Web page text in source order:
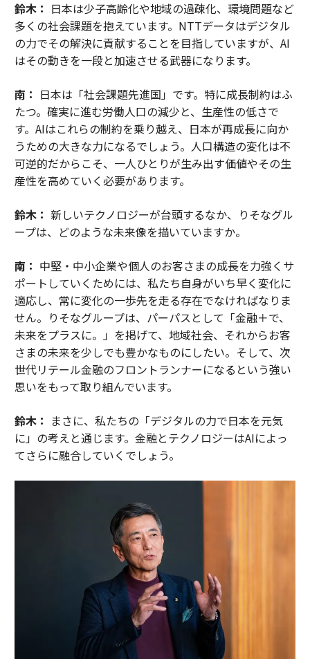
鈴木： 日本は少子高齢化や地域の過疎化、環境問題など
多くの社会課題を抱えています。NTTデータはデジタル
の力でその解決に貢献することを目指していますが、AI
はその動きを一段と加速させる武器になります。
南： 日本は「社会課題先進国」です。特に成長制約はふ
たつ。確実に進む労働人口の減少と、生産性の低さで
す。AIはこれらの制約を乗り越え、日本が再成長に向か
うための大きな力になるでしょう。人口構造の変化は不
可逆的だからこそ、一人ひとりが生み出す価値やその生
産性を高めていく必要があります。
鈴木： 新しいテクノロジーが台頭するなか、りそなグル
ープは、どのような未来像を描いていますか。
南： 中堅・中小企業や個人のお客さまの成長を力強くサ
ポートしていくためには、私たち自身がいち早く変化に
適応し、常に変化の一歩先を走る存在でなければなりま
せん。りそなグループは、パーパスとして「金融＋で、
未来をプラスに。」を掲げて、地域社会、それからお客
さまの未来を少しでも豊かなものにしたい。そして、次
世代リテール金融のフロントランナーになるという強い
思いをもって取り組んでいます。
鈴木： まさに、私たちの「デジタルの力で日本を元気
に」の考えと通じます。金融とテクノロジーはAIによっ
てさらに融合していくでしょう。